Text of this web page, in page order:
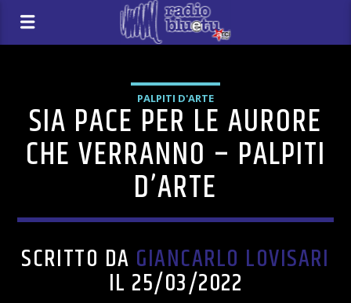
PALPITI D'ARTE
SIA PACE PER LE AURORE
CHE VERRANNO – PALPITI
D’ARTE
SCRITTO DA GIANCARLO LOVISARI
IL 25/03/2022